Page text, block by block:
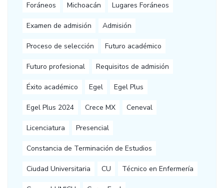
Foráneos Michoacán Lugares Foráneos
Examen de admisión Admisión
Proceso de selección Futuro académico
Futuro profesional Requisitos de admisión
Éxito académico Egel Egel Plus
Egel Plus 2024 Crece MX Ceneval
Licenciatura Presencial
Constancia de Terminación de Estudios
Ciudad Universitaria CU Técnico en Enfermería